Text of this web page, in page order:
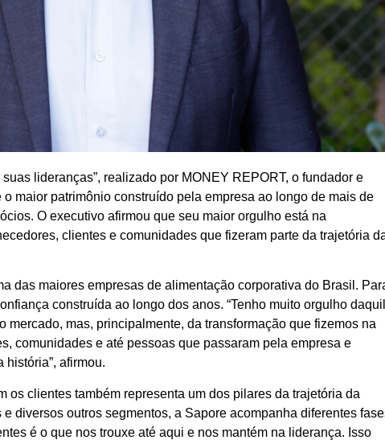
lideranças”, realizado por MONEY REPORT, o fundador e
maior patrimônio construído pela empresa ao longo de mais de
O executivo afirmou que seu maior orgulho está na
clientes e comunidades que fizeram parte da trajetória
das maiores empresas de alimentação corporativa do Brasil.
construída ao longo dos anos. “Tenho muito orgulho
mas, principalmente, da transformação que fizemos na
comunidades e até pessoas que passaram pela empresa e
afirmou.
os clientes também representa um dos pilares da trajetória da
diversos outros segmentos, a Sapore acompanha diferentes
é o que nos trouxe até aqui e nos mantém na liderança. Isso